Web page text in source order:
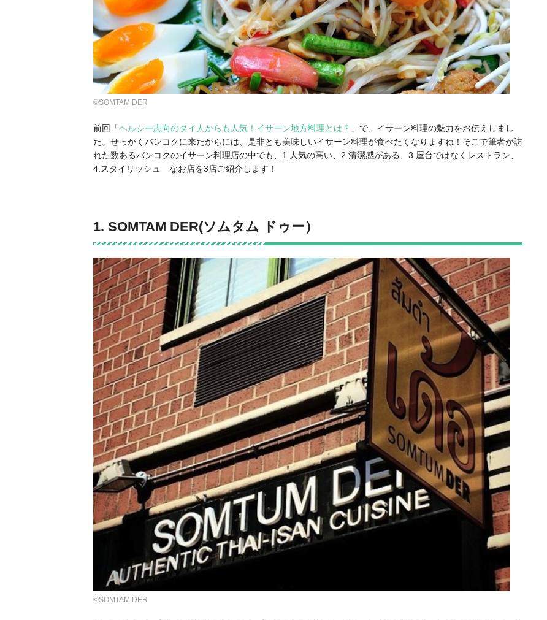
©SOMTAM DER
前回「ヘルシー志向のタイ人からも人気！イサーン地方料理とは？ 」で、イサーン料理の魅力をお伝えしまし
た。せっかくバンコクに来たからには、是非とも美味しいイサーン料理が食べたくなりますね！そこで筆者が訪
れた数あるバンコクのイサーン料理店の中でも、 1.人気の高い、2.清潔感がある、3.屋台ではなくレストラン、
4.スタイリッシュ
なお店を3店ご紹介します！
1. SOMTAM DER(ソムタム ドゥー）
©SOMTAM DER